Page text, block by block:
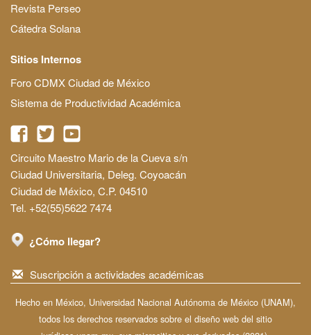
Revista Perseo
Cátedra Solana
Sitios Internos
Foro CDMX Ciudad de México
Sistema de Productividad Académica
Circuito Maestro Mario de la Cueva s/n
Ciudad Universitaria, Deleg. Coyoacán
Ciudad de México, C.P. 04510
Tel. +52(55)5622 7474
¿Cómo llegar?
Suscripción a actividades académicas
Hecho en México, Universidad Nacional Autónoma de México (UNAM),
todos los derechos reservados sobre el diseño web del sitio